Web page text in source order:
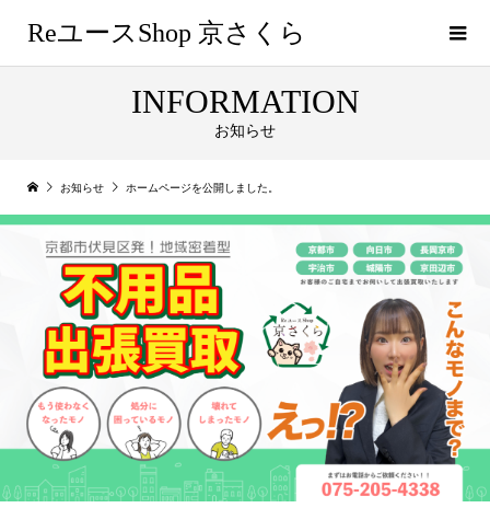
ReユースShop 京さくら
INFORMATION
お知らせ
お知らせ ホームページを公開しました。